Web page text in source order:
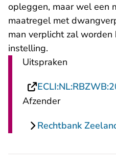
opleggen, maar wel een
maatregel met
man verplicht zal
instelling.
Uitspraken
Afzender
Rechtbank